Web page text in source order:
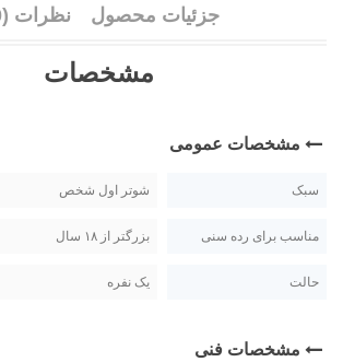
جزئیات محصول نظرات (0)
مشخصات
مشخصات عمومی
سبک شوتر اول شخص
مناسب برای رده سنی بزرگتر از ۱۸ سال
حالت یک نفره
مشخصات فنی